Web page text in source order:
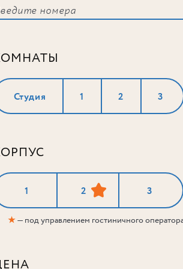
Студия 1 2 3
1 2 3
★— под управлением гостиничного